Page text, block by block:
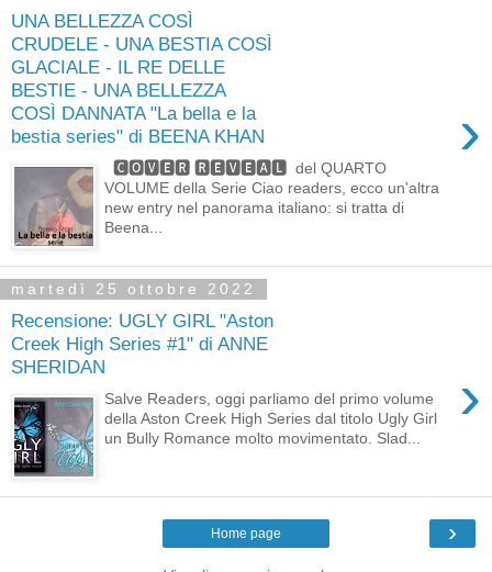
UNA BELLEZZA COSÌ
CRUDELE - UNA BESTIA COSÌ
GLACIALE - IL RE DELLE
BESTIE - UNA BELLEZZA
COSÌ DANNATA "La bella e la
bestia series" di BEENA KHAN
›
🅲🅾🆅🅴🆁 🆁🅴🆅🅴🅰🅻 del QUARTO
VOLUME della Serie Ciao readers, ecco un'altra
new entry nel panorama italiano: si tratta di
Beena...
martedì 25 ottobre 2022
Recensione: UGLY GIRL "Aston
Creek High Series #1" di ANNE
SHERIDAN
›
Salve Readers, oggi parliamo del primo volume
della Aston Creek High Series dal titolo Ugly Girl
un Bully Romance molto movimentato. Slad...
›
Home page